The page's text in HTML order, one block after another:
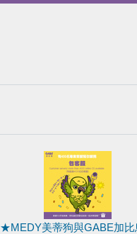
★MEDY美蒂狗與GABE加比